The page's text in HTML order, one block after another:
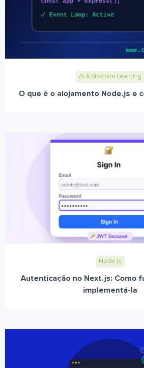
AI & Machine Learning
O que é o alojamento Node.js e
Node.js
Autenticação no Next.js: Como
implementá-la